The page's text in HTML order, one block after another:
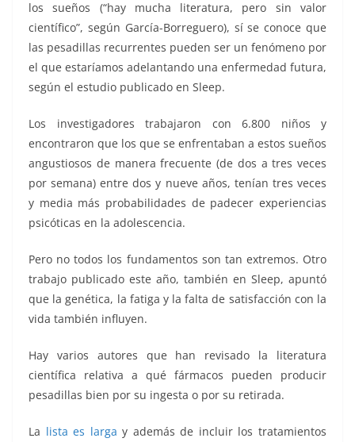
los sueños (“hay mucha literatura, pero sin valor
científico”, según García-Borreguero), sí se conoce que
las pesadillas recurrentes pueden ser un fenómeno por
el que estaríamos adelantando una enfermedad futura,
según el estudio publicado en Sleep.
Los investigadores trabajaron con 6.800 niños y
encontraron que los que se enfrentaban a estos sueños
angustiosos de manera frecuente (de dos a tres veces
por semana) entre dos y nueve años, tenían tres veces
y media más probabilidades de padecer experiencias
psicóticas en la adolescencia.
Pero no todos los fundamentos son tan extremos. Otro
trabajo publicado este año, también en Sleep, apuntó
que la genética, la fatiga y la falta de satisfacción con la
vida también influyen.
Hay varios autores que han revisado la literatura
científica relativa a qué fármacos pueden producir
pesadillas bien por su ingesta o por su retirada.
La lista es larga y además de incluir los tratamientos